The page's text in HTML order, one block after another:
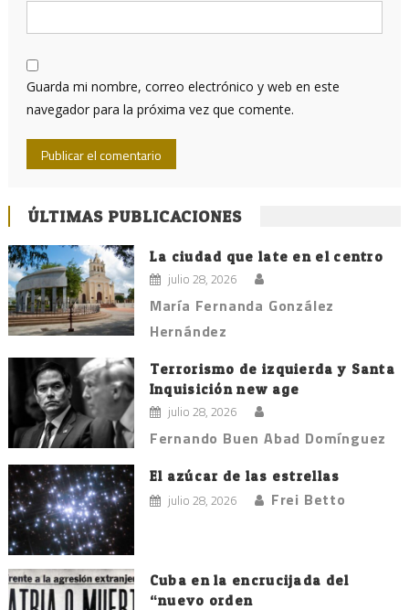
Guarda mi nombre, correo electrónico y web en este
navegador para la próxima vez que comente.
ÚLTIMAS PUBLICACIONES
La ciudad que late en el centro
julio 28, 2026
María Fernanda González
Hernández
Terrorismo de izquierda y Santa
Inquisición new age
julio 28, 2026
Fernando Buen Abad Domínguez
El azúcar de las estrellas
julio 28, 2026 Frei Betto
Cuba en la encrucijada del
“nuevo orden